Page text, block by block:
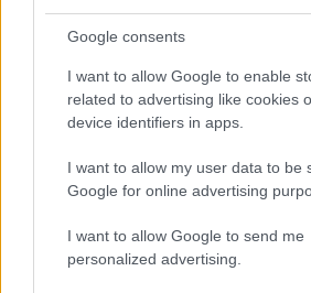
Google consents
I want to allow Google to enable
related to advertising like cookies
device identifiers in apps.
I want to allow my user data to be
Google for online advertising
I want to allow Google to send me
personalized advertising.
Fontos a
széncinegék